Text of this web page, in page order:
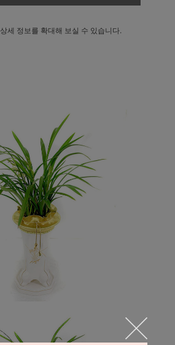
상세 정보를 확대해 보실 수 있습니다.